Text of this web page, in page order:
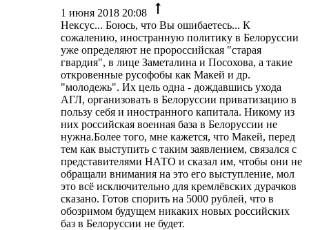
1 июня 2018 20:08
Нексус... Боюсь, что Вы ошибаетесь... К
сожалению, иностранную политику в Белоруссии
уже определяют не пророссийская "старая
гвардия", в лице Заметалина и Посохова, а такие
откровенные русофобы как Макей и др.
"молодежь". Их цель одна - дождавшись ухода
АГЛ, организовать в Белоруссии приватизацию в
пользу себя и иностранного капитала. Никому из
них российская военная база в Белоруссии не
нужна.Более того, мне кажется, что Макей, перед
тем как выступить с таким заявлением, связался с
представителями НАТО и сказал им, чтобы они не
обращали внимания на это его выступление, мол
это всё исключительно для кремлёвских дурачков
сказано. Готов спорить на 5000 рублей, что в
обозримом будущем никаких новых российских
баз в Белоруссии не будет.